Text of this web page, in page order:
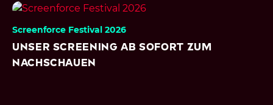
Screenforce Festival 2026
Unser Screening ab sofort zum
Nachschauen